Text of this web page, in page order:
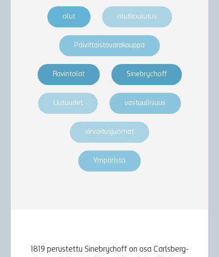
olut olutkoulutus
Päivittäistavarakauppa
Ravintolat Sinebrychoff
Uutuudet vastuullisuus
virvoitusjuomat
Ympäristö
1819 perustettu Sinebrychoff on osa Carlsberg-